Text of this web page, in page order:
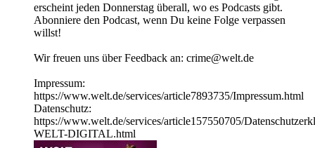
erscheint jeden Donnerstag überall, wo es Podcasts gibt.
Abonniere den Podcast, wenn Du keine Folge verpassen
willst!
Wir freuen uns über Feedback an: crime@welt.de
Impressum:
https://www.welt.de/services/article7893735/Impressum.html
Datenschutz:
https://www.welt.de/services/article157550705/
WELT-DIGITAL.html